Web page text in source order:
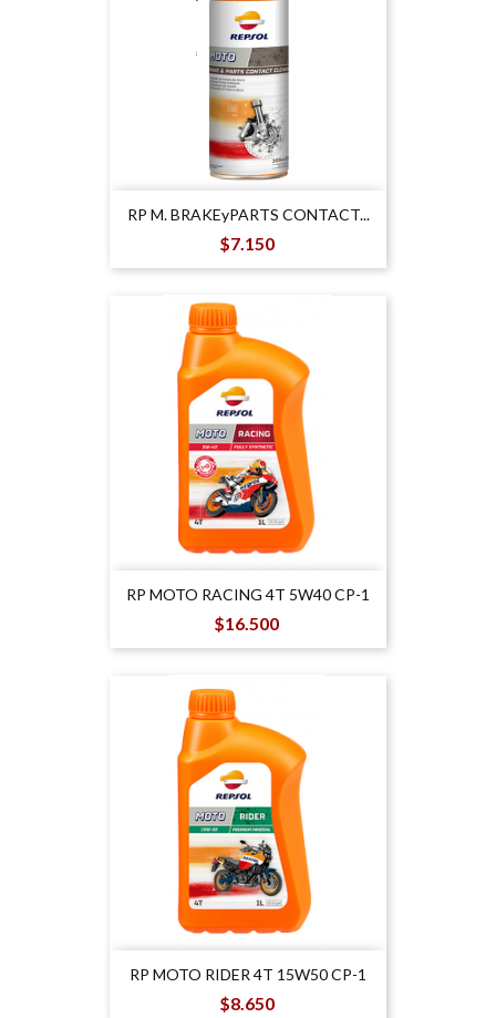
RP M. BRAKEyPARTS CONTACT...
Precio
$7.150
RP MOTO RACING 4T 5W40 CP-1
Precio
$16.500
RP MOTO RIDER 4T 15W50 CP-1
Precio
$8.650